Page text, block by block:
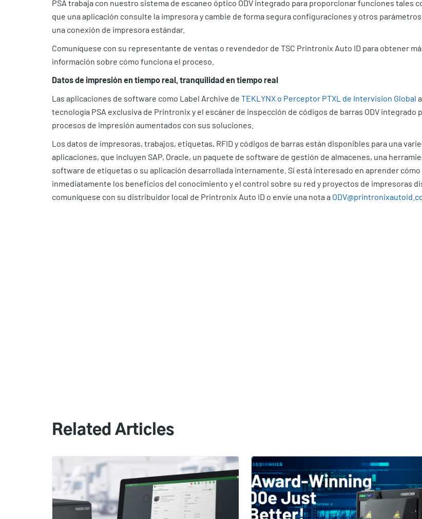
PSA trabaja con nuestro sistema de escaneo óptico ODV integrado para proporcionar funciones tales
que una aplicación consulte la impresora y cambie de forma segura configuraciones y otros
una conexión de impresora estándar.
Comuníquese con su representante de ventas o revendedor de TSC Printronix Auto ID para obtener
información sobre cómo funciona el proceso.
Datos de impresión en tiempo real, tranquilidad en tiempo real
Las aplicaciones de software como Label Archive de TEKLYNX o Perceptor PTXL de Intervision Global
tecnología PSA exclusiva de Printronix y el escáner de inspección de códigos de barras ODV integrado
procesos de impresión aumentados con sus soluciones.
Los datos de impresoras, trabajos, etiquetas, RFID y códigos de barras están disponibles para una
aplicaciones, que incluyen SAP, Oracle, un paquete de software de gestión de almacenes, una
software de etiquetas o su aplicación desarrollada internamente. Si está interesado en aprender
inmediatamente los beneficios del conocimiento y el control sobre su red y proyectos de impresoras
comuníquese con su distribuidor local de Printronix Auto ID o envíe una nota a
Related Articles